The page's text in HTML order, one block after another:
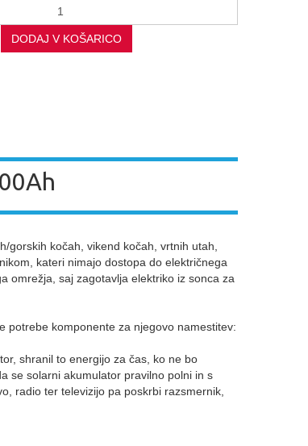
DODAJ V KOŠARICO
gorskih kočah, vikend kočah, vrtnih utah,
kateri nimajo dostopa do električnega
omrežja, saj zagotavlja elektriko iz sonca za
potrebe komponente za njegovo namestitev:
shranil to energijo za čas, ko ne bo
se solarni akumulator pravilno polni in s
radio ter televizijo pa poskrbi razsmernik,